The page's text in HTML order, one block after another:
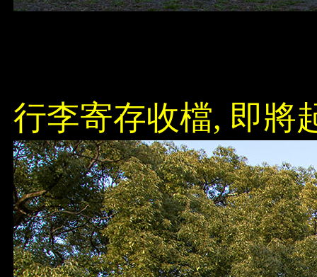
行李寄存收檔, 即將